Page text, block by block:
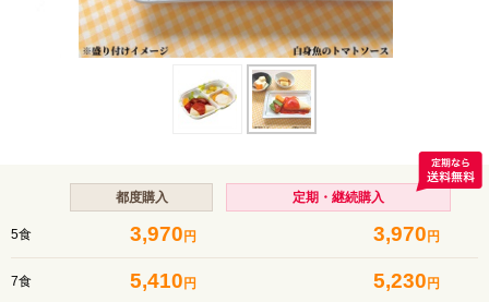
都度購入 定期・継続購入
5食 3,970 円 3,970 円
7食 5,410 円 5,230 円